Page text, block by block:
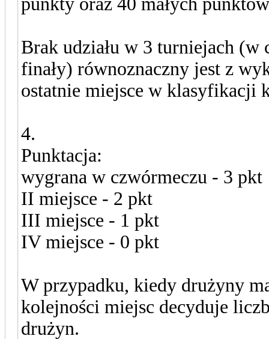
Brak udziału w 3 turniejach
finały) równoznaczny jest z
ostatnie miejsce w klasyfikacji
4.
Punktacja:
wygrana w czwórmeczu - 3 pkt
II miejsce - 2 pkt
III miejsce - 1 pkt
IV miejsce - 0 pkt
W przypadku, kiedy drużyny
kolejności miejsc decyduje
drużyn.